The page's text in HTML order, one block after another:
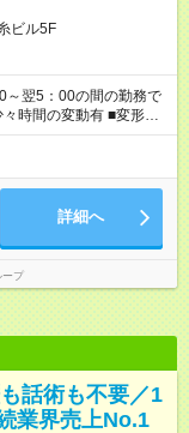
月） ■引越し手当 敷
物運搬費を支給 ※規定
積立を行える(年利2%)
もらうこともありま
お給料は「みなし」と
・ でもファイブでは
しては誠実に向き合っ
期間】試
形態、給与は本採用時
ビル5F
～翌5：00の間の勤務で
変動有 ■変形労
時間：1時間程度～2時
定労働時間：173時間 ■
電考慮あり ※曜日によ
間は勤務時間による ■
時間：42時間程度
詳細へ
プ
話術も不要／1
業界売上No.1